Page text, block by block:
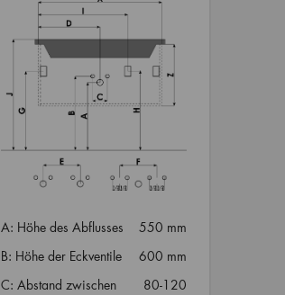
A: Höhe des Abflusses
550 mm
B: Höhe der Eckventile
600 mm
C: Abstand zwischen
80-120